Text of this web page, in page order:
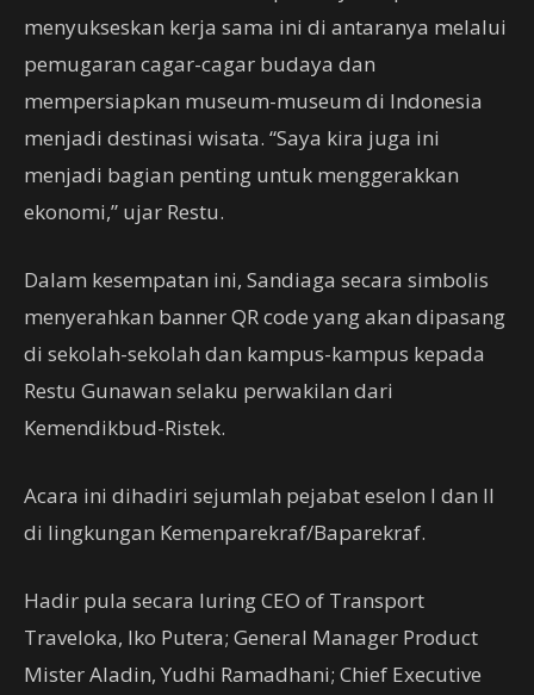
menyukseskan kerja sama ini di antaranya melalui
pemugaran cagar-cagar budaya dan
mempersiapkan museum-museum di Indonesia
menjadi destinasi wisata. “Saya kira juga ini
menjadi bagian penting untuk menggerakkan
ekonomi,” ujar Restu.
Dalam kesempatan ini, Sandiaga secara simbolis
menyerahkan banner QR code yang akan dipasang
di sekolah-sekolah dan kampus-kampus kepada
Restu Gunawan selaku perwakilan dari
Kemendikbud-Ristek.
Acara ini dihadiri sejumlah pejabat eselon I dan II
di lingkungan Kemenparekraf/Baparekraf.
Hadir pula secara luring CEO of Transport
Traveloka, Iko Putera; General Manager Product
Mister Aladin, Yudhi Ramadhani; Chief Executive